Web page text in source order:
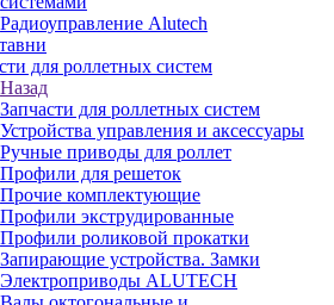
Радиоуправление Alutech
для роллетных систем
Назад
Запчасти для роллетных систем
Устройства управления и аксессуары
Ручные приводы для роллет
Профили для решеток
Прочие комплектующие
Профили экструдированные
Профили роликовой прокатки
Запирающие устройства. Замки
Электроприводы ALUTECH